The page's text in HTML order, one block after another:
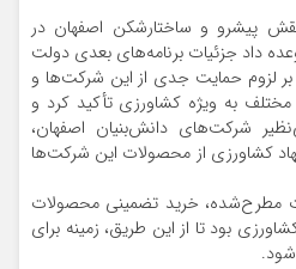
پیشرو و ساختارشکن اصفهان در
داد جزئیات برنامه‌های بعدی دولت
لزوم حمایت جدی از این شرکت‌ها و
به ویژه کشاورزی تأکید کرد و
شرکت‌های دانش‌بنیان اصفهان،
کشاورزی از محصولات این شرکت‌ها
مطرح‌شده، خرید تضمینی محصولات
بود تا از این طریق، زمینه برای